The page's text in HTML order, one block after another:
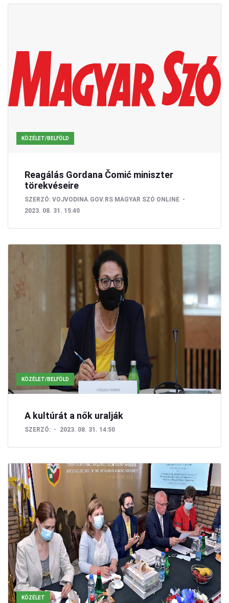
KÖZÉLET/BELFÖLD
Reagálás Gordana Čomić miniszter
törekvéseire
SZERZŐ: VOJVODINA.GOV.RS MAGYAR SZÓ ONLINE
2023. 08. 31. 15:40
KÖZÉLET/BELFÖLD
A kultúrát a nők uralják
SZERZŐ: 2023. 08. 31. 14:50
KÖZÉLET